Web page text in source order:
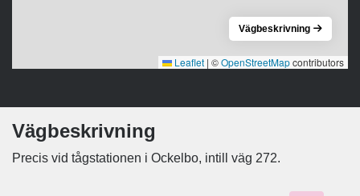
Leaflet | ©OpenStreetMapcontributors
Vägbeskrivning
Vägbeskrivning
Precis vid tågstationen i Ockelbo, intill väg 272.